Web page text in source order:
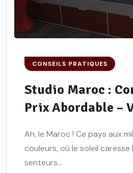
CONSEILS PRATIQUES
Studio Maroc :
Prix Abordable –
Ah, le Maroc ! Ce pays aux
couleurs, où le soleil caresse
senteurs...